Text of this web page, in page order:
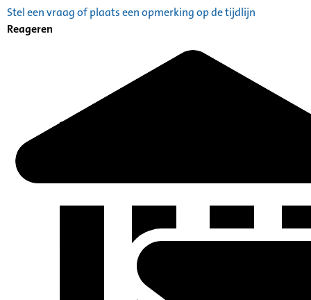
Stel een vraag of plaats een opmerking op de tijdlijn
Reageren